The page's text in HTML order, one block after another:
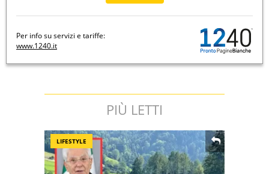
Per info su servizi e tariffe:
www.1240.it
PIÙ LETTI
LIFESTYLE